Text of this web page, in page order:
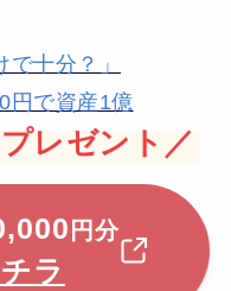
で十分？」
円で資産1億
レゼント／
円分
ラ